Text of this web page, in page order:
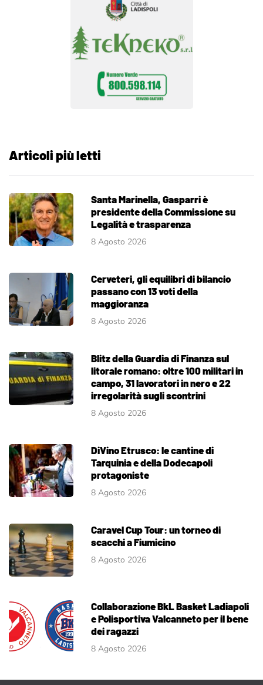
Articoli più letti
Santa Marinella, Gasparri è
presidente della Commissione su
Legalità e trasparenza
8 Agosto 2026
Cerveteri, gli equilibri di bilancio
passano con 13 voti della
maggioranza
8 Agosto 2026
Blitz della Guardia di Finanza sul
litorale romano: oltre 100 militari in
campo, 31 lavoratori in nero e 22
irregolarità sugli scontrini
8 Agosto 2026
DiVino Etrusco: le cantine di
Tarquinia e della Dodecapoli
protagoniste
8 Agosto 2026
Caravel Cup Tour: un torneo di
scacchi a Fiumicino
8 Agosto 2026
Collaborazione BkL Basket Ladiapoli
e Polisportiva Valcanneto per il bene
dei ragazzi
8 Agosto 2026